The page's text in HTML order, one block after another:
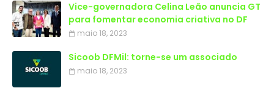
Vice-governadora Celina Leão anuncia GT
para fomentar economia criativa no DF
maio 18, 2023
Sicoob DFMil: torne-se um associado
maio 18, 2023